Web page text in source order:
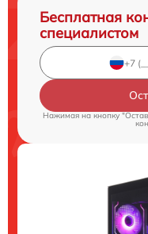
Бесплатная
специалистом
Нажимая на кнопку